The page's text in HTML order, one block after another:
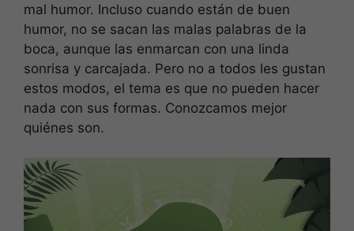
mal humor. Incluso cuando están de buen
humor, no se sacan las malas palabras de la
boca, aunque las enmarcan con una linda
sonrisa y carcajada. Pero no a todos les gustan
estos modos, el tema es que no pueden hacer
nada con sus formas. Conozcamos mejor
quiénes son.